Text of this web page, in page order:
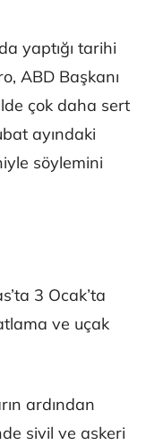
yaptığı tarihi
ABD Başkanı
çok daha sert
ayındaki
söylemini
3 Ocak’ta
ve uçak
ardından
sivil ve askeri